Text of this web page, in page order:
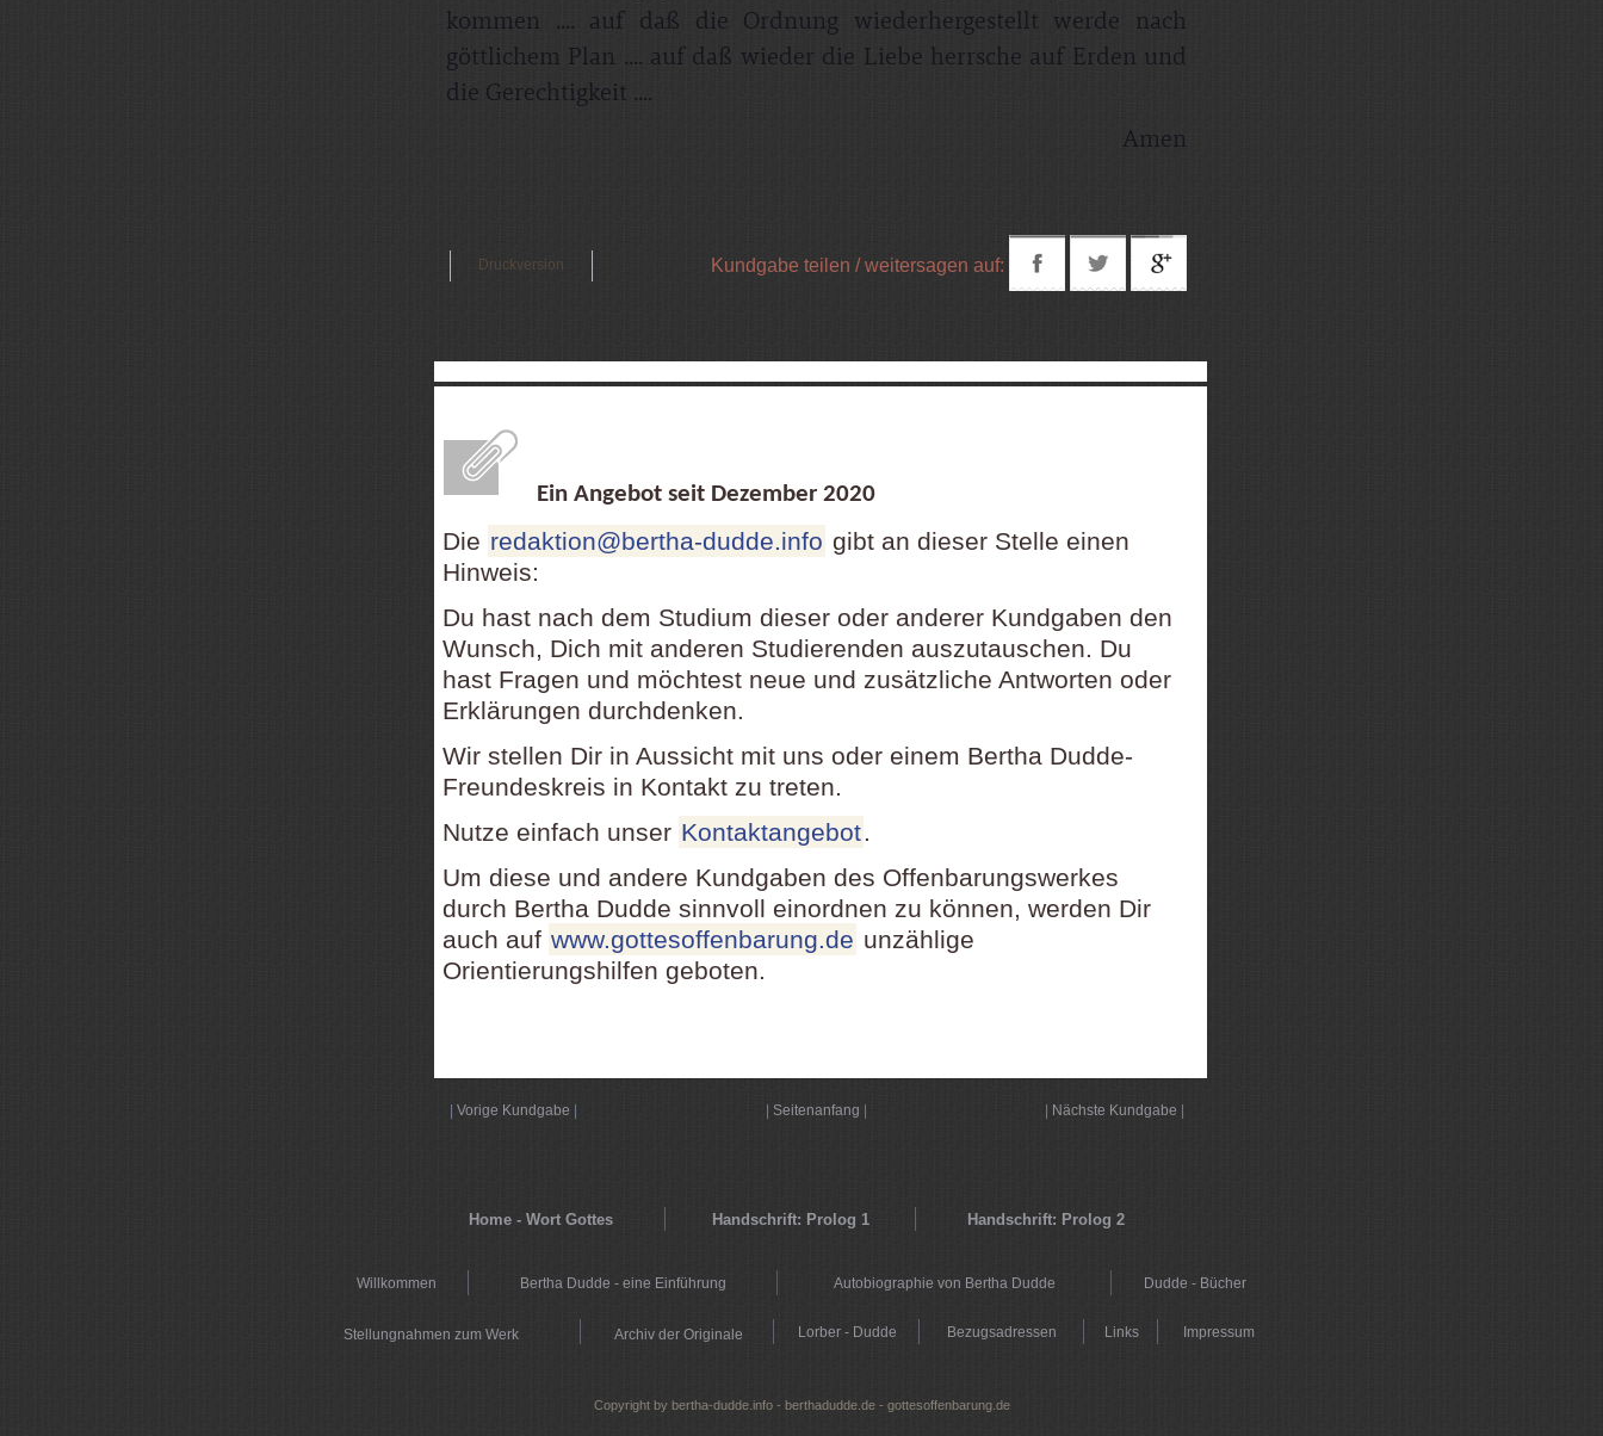
kommen .... auf daß die Ordnung wiederhergestellt werde nach
göttlichem Plan .... auf daß wieder die Liebe herrsche auf Erden und
die Gerechtigkeit ....
Amen
Druckversion Kundgabe teilen / weitersagen auf:
Ein Angebot seit Dezember 2020
Die redaktion@bertha-dudde.info gibt an dieser Stelle einen
Hinweis:
Du hast nach dem Studium dieser oder anderer Kundgaben den
Wunsch, Dich mit anderen Studierenden auszutauschen. Du
hast Fragen und möchtest neue und zusätzliche Antworten oder
Erklärungen durchdenken.
Wir stellen Dir in Aussicht mit uns oder einem Bertha Dudde-
Freundeskreis in Kontakt zu treten.
Nutze einfach unser Kontaktangebot.
Um diese und andere Kundgaben des Offenbarungswerkes
durch Bertha Dudde sinnvoll einordnen zu können, werden Dir
auch auf www.gottesoffenbarung.de unzählige
Orientierungshilfen geboten.
Vorige Kundgabe Seitenanfang Nächste Kundgabe
Home - Wort Gottes Handschrift: Prolog 1 Handschrift: Prolog 2
Willkommen Bertha Dudde - eine Einführung Autobiographie von Bertha Dudde Dudde - Bücher
Stellungnahmen zum Werk Archiv der Originale Lorber - Dudde Bezugsadressen Links Impressum
Copyright by bertha-dudde.info - berthadudde.de - gottesoffenbarung.de